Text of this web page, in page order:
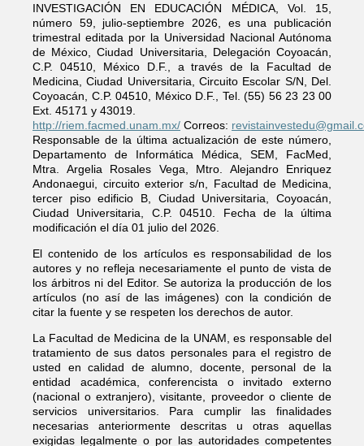
INVESTIGACIÓN EN EDUCACIÓN MÉDICA, Vol. 15,
número 59, julio-septiembre 2026, es una publicación
trimestral editada por la Universidad Nacional Autónoma
de México, Ciudad Universitaria, Delegación Coyoacán,
C.P. 04510, México D.F., a través de la Facultad de
Medicina, Ciudad Universitaria, Circuito Escolar S/N, Del.
Coyoacán, C.P. 04510, México D.F., Tel. (55) 56 23 23 00
Ext. 45171 y 43019.
http://riem.facmed.unam.mx/ Correos:
Responsable de la última actualización de este número,
Departamento de Informática Médica, SEM, FacMed,
Mtra. Argelia Rosales Vega, Mtro. Alejandro Enriquez
Andonaegui, circuito exterior s/n, Facultad de Medicina,
tercer piso edificio B, Ciudad Universitaria, Coyoacán,
Ciudad Universitaria, C.P. 04510. Fecha de la última
modificación el día 01 julio del 2026.
El contenido de los artículos es responsabilidad de los
autores y no refleja necesariamente el punto de vista de
los árbitros ni del Editor. Se autoriza la producción de los
artículos (no así de las imágenes) con la condición de
citar la fuente y se respeten los derechos de autor.
La Facultad de Medicina de la UNAM, es responsable del
tratamiento de sus datos personales para el registro de
usted en calidad de alumno, docente, personal de la
entidad académica, conferencista o invitado externo
(nacional o extranjero), visitante, proveedor o cliente de
servicios universitarios. Para cumplir las finalidades
necesarias anteriormente descritas u otras aquellas
exigidas legalmente o por las autoridades competentes